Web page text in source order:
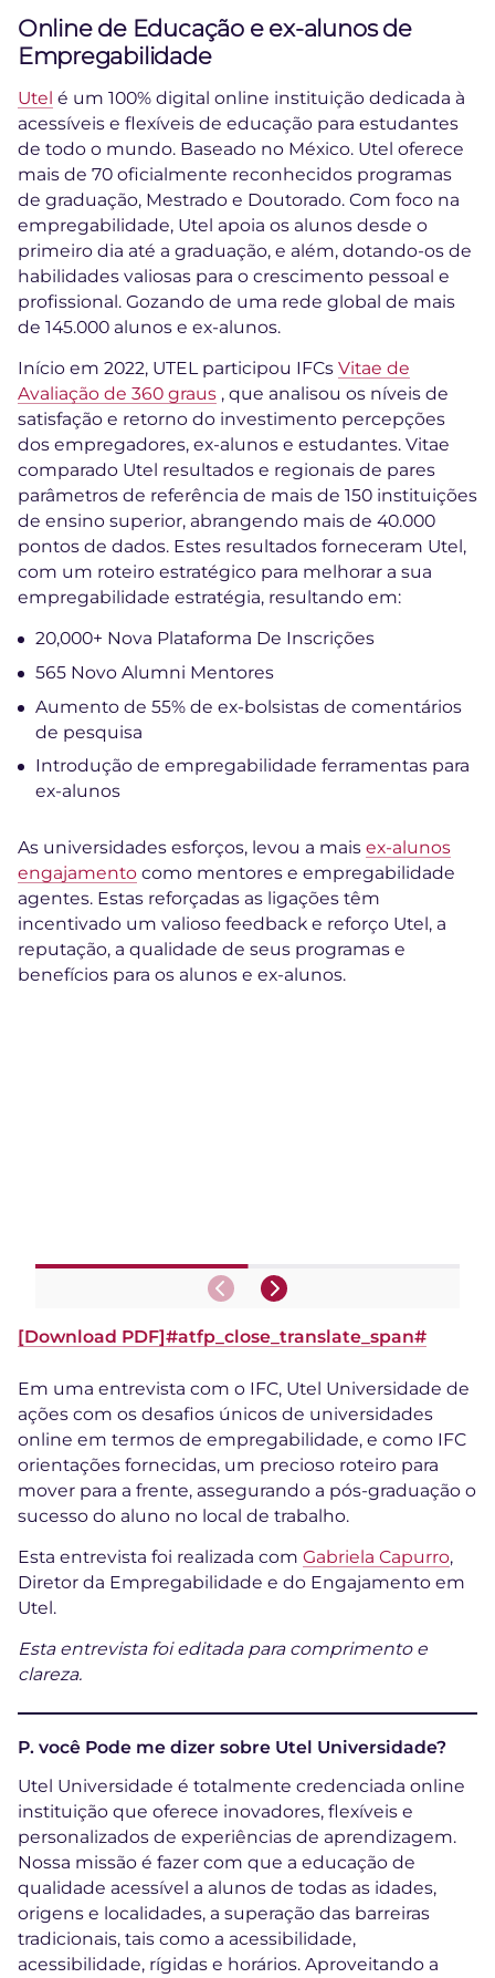
Online de Educação e ex-alunos de
Empregabilidade
Utel é um 100% digital online instituição dedicada à
acessíveis e flexíveis de educação para estudantes
de todo o mundo. Baseado no México. Utel oferece
mais de 70 oficialmente reconhecidos programas
de graduação, Mestrado e Doutorado. Com foco na
empregabilidade, Utel apoia os alunos desde o
primeiro dia até a graduação, e além, dotando-os de
habilidades valiosas para o crescimento pessoal e
profissional. Gozando de uma rede global de mais
de 145.000 alunos e ex-alunos.
Início em 2022, UTEL participou IFCs Vitae de
Avaliação de 360 graus, que analisou os níveis de
satisfação e retorno do investimento percepções
dos empregadores, ex-alunos e estudantes. Vitae
comparado Utel resultados e regionais de pares
parâmetros de referência de mais de 150 instituições
de ensino superior, abrangendo mais de 40.000
pontos de dados. Estes resultados forneceram Utel,
com um roteiro estratégico para melhorar a sua
empregabilidade estratégia, resultando em:
20,000+ Nova Plataforma De Inscrições
565 Novo Alumni Mentores
Aumento de 55% de ex-bolsistas de comentários
de pesquisa
Introdução de empregabilidade ferramentas para
ex-alunos
As universidades esforços, levou a mais ex-alunos
engajamentocomo mentores e empregabilidade
agentes. Estas reforçadas as ligações têm
incentivado um valioso feedback e reforço Utel, a
reputação, a qualidade de seus programas e
benefícios para os alunos e ex-alunos.
[Download PDF]#atfp_close_translate_span#
Em uma entrevista com o IFC, Utel Universidade de
ações com os desafios únicos de universidades
online em termos de empregabilidade, e como IFC
orientações fornecidas, um precioso roteiro para
mover para a frente, assegurando a pós-graduação o
sucesso do aluno no local de trabalho.
Esta entrevista foi realizada com Gabriela Capurro,
Diretor da Empregabilidade e do Engajamento em
Utel.
Esta entrevista foi editada para comprimento e
clareza.
P. você Pode me dizer sobre Utel Universidade?
Utel Universidade é totalmente credenciada online
instituição que oferece inovadores, flexíveis e
personalizados de experiências de aprendizagem.
Nossa missão é fazer com que a educação de
qualidade acessível a alunos de todas as idades,
origens e localidades, a superação das barreiras
tradicionais, tais como a acessibilidade,
acessibilidade, rígidas e horários. Aproveitando a